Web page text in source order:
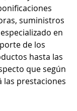
suministros
en
de los
hasta las
que según
las prestaciones